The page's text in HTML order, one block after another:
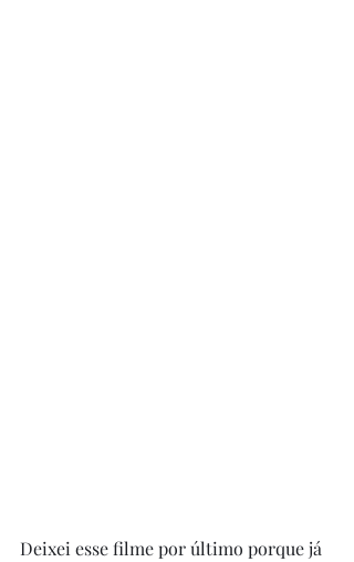
Deixei esse filme por último porque já